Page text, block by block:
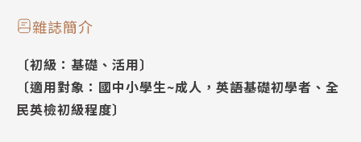
玩味生活
品格英語
克漏字測驗
進階閱讀 1
雜誌簡介
〔初級：基礎、活用〕
〔適用對象：國中小學生~成人，英語基礎初學者、全
民英檢初級程度〕